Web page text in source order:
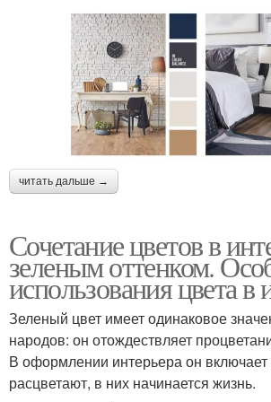
читать дальше →
Сочетание цветов в
зеленым оттенком.
использования цвета в
Зеленый цвет имеет одинаковое
народов: он отождествляет
В оформлении интерьера он
расцветают, в них начинается жизнь.